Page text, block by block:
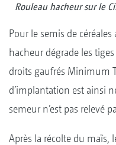
Rouleau hacheur sur le
Pour le semis de
hacheur dégrade les
droits gaufrés Minimum
d’implantation est ainsi
semeur n’est pas relevé
Après la récolte du maïs,